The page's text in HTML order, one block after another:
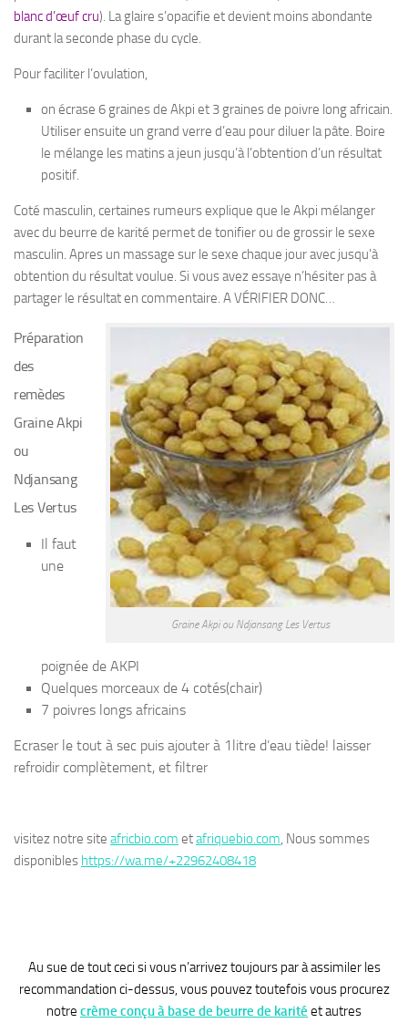
blanc d’œuf cru). La glaire s’opacifie et devient moins abondante
durant la seconde phase du cycle.
Pour faciliter l’ovulation,
on écrase 6 graines de Akpi et 3 graines de poivre long africain.
Utiliser ensuite un grand verre d’eau pour diluer la pâte. Boire
le mélange les matins a jeun jusqu’à l’obtention d’un résultat
positif.
Coté masculin, certaines rumeurs explique que le Akpi mélanger
avec du beurre de karité permet de tonifier ou de grossir le sexe
masculin. Apres un massage sur le sexe chaque jour avec jusqu’à
obtention du résultat voulue. Si vous avez essaye n’hésiter pas à
partager le résultat en commentaire. A VÉRIFIER DONC…
Graine Akpi ou Ndjansang Les Vertus
Préparation
des
remèdes
Graine Akpi
ou
Ndjansang
Les Vertus
Il faut
une
poignée de AKPI
Quelques morceaux de 4 cotés(chair)
7 poivres longs africains
Ecraser le tout à sec puis ajouter à 1litre d’eau tiède! laisser
refroidir complètement, et filtrer
visitez notre site africbio.com etafriquebio.com, Nous sommes
disponibles https://wa.me/+22962408418
Au sue de tout ceci si vous n’arrivez toujours par à assimiler les
recommandation ci-dessus, vous pouvez toutefois vous procurez
notre crème conçu à base de beurre de karité et autres